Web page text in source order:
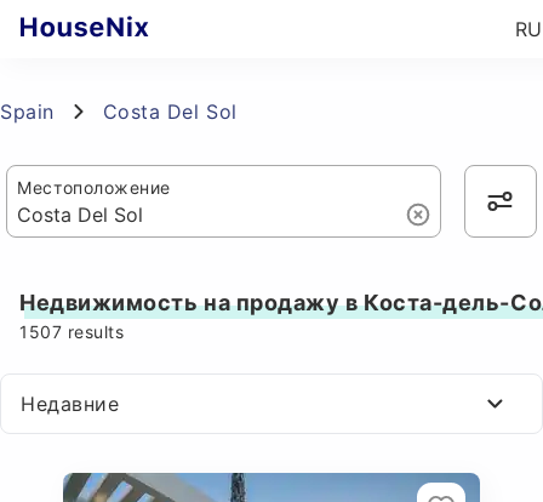
RU
Spain Costa Del Sol
Местоположение
Недвижимость на продажу в Коста-дель-
1507 results
Недавние